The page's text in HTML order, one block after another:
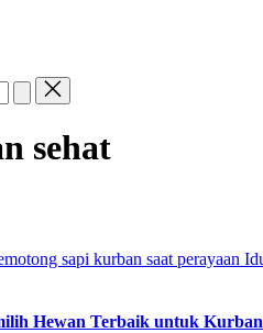
sehat
Hewan Terbaik untuk Kurban